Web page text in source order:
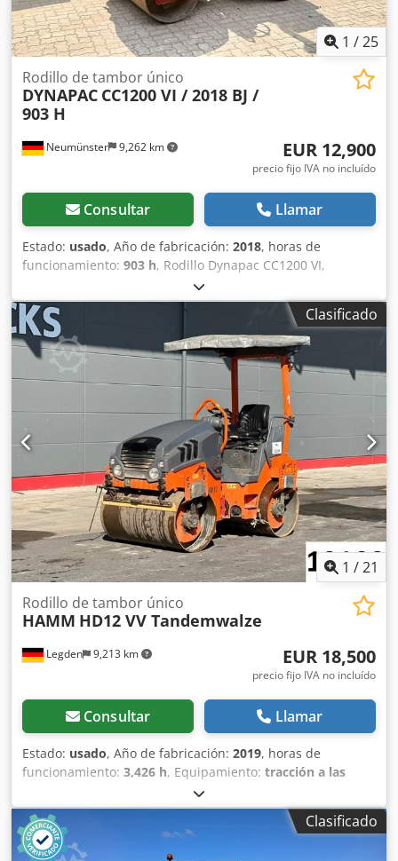
1 /25
Neumünster 9,262 km
Rodillo de tambor único
DYNAPAC CC1200 VI / 2018 BJ /
903 H
EUR 12,900
precio fijo IVA no incluído
Consultar Llamar
Estado: usado, Año de fabricación: 2018, horas de
funcionamiento: 903 h, Rodillo Dynapac CC1200 VI,
fabricado en 2018, con solo 903 horas de uso: ----*
Fabricante: Dynapac * Modelo: CC1200 VI * Año de
fabricación: 2018 * Horas de funcionamiento registradas:
aproximadamente 903 * Peso en funcionamiento:
aproximadamente 2.550 kg * Ancho de trabajo: 1,2 metros
* Motor diésel Kubota * Sistema de riego por aspersión *
Buen estado * Video disponible bajo petición (WhatsApp a
Erik) * Precio: 12.900 euros, neto + 19% de IVA Codpfxozq
Aite Abxsrf ----Para más información, por favor, llame a:
Erik Kortum: WhatsApp ?Todos los datos son sin garantía
ni responsabilidad, y están sujetos a errores y ventas
intermedias.?
Clasificado
1 /21
Legden 9,213 km
Rodillo de tambor único
HAMM HD12 VV Tandemwalze
EUR 18,500
precio fijo IVA no incluído
Consultar Llamar
Estado: usado, Año de fabricación: 2019, horas de
funcionamiento: 3,426 h, Equipamiento: tracción a las
, Número de vehículo 12109 Salvo errores y
venta intermedia. Cjdpfx Aey T Uh Nobxerf
Clasificado